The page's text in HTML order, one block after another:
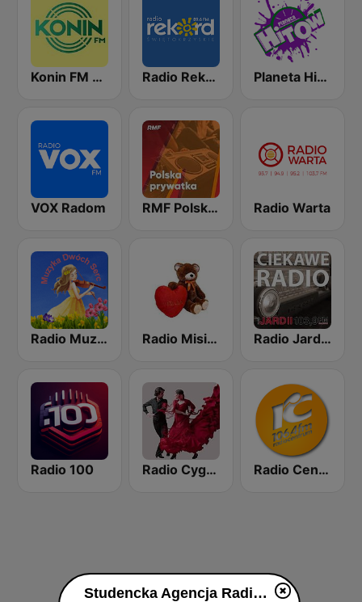
Konin FM 104.1 Radio Rekord Swietokrzyskie Planeta Hitów
VOX Radom RMF Polska prywatka Radio Warta
Radio Muzyka Dwoch Serc Radio Misiek - muzyka biesiadna Radio Jard 2
Radio 100 Radio Cyganeczka Radio Centrum 106.4 FM
Studencka Agencja Radiowa na żywo